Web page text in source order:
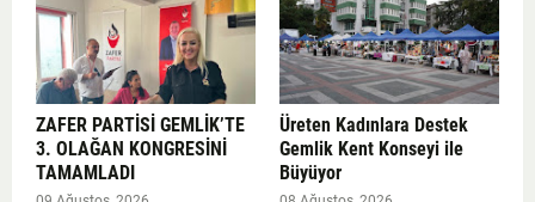
ZAFER PARTİSİ GEMLİK’TE
3. OLAĞAN KONGRESİNİ
TAMAMLADI
Üreten Kadınlara Destek
Gemlik Kent Konseyi ile
Büyüyor